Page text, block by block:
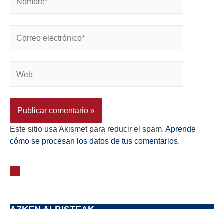
Este sitio usa Akismet para reducir el spam. Aprende
cómo se procesan los datos de tus comentarios.